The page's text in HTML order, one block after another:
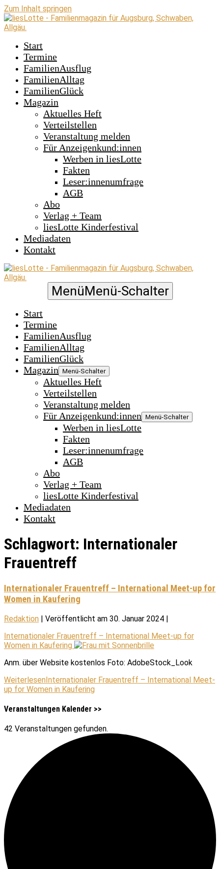
Zum Inhalt springen
Start
Termine
FamilienAusflug
FamilienAlltag
FamilienGlück
Magazin
Aktuelles Heft
Verteilstellen
Veranstaltung melden
Für Anzeigenkund:innen
Werben in liesLotte
Fakten
Leser:innenumfrage
AGB
Abo
Verlag + Team
liesLotte Kinderfestival
Mediadaten
Kontakt
MenüMenü-Schalter
Start
Termine
FamilienAusflug
FamilienAlltag
FamilienGlück
Magazin Menü-Schalter
Aktuelles Heft
Verteilstellen
Veranstaltung melden
Für Anzeigenkund:innen Menü-Schalter
Werben in liesLotte
Fakten
Leser:innenumfrage
AGB
Abo
Verlag + Team
liesLotte Kinderfestival
Mediadaten
Kontakt
Schlagwort: Internationaler
Frauentreff
Internationaler Frauentreff – International Meet-up for
Women in Kaufering
Redaktion | Veröffentlicht am 30. Januar 2024 |
Internationaler Frauentreff – International Meet-up for
Women in Kaufering
Anm. über Website kostenlos Foto: AdobeStock_Look
WeiterlesenInternationaler Frauentreff – International Meet-
up for Women in Kaufering
Veranstaltungen Kalender >>
42 Veranstaltungen gefunden.